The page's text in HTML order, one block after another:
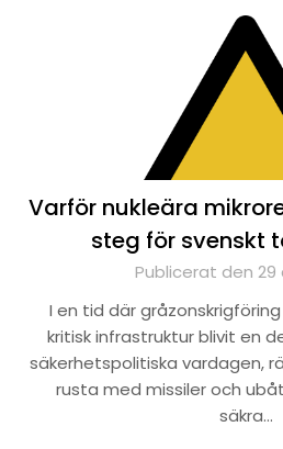
Varför nukleära
steg för svenskt
Publicerat den 29
I en tid där
kritisk infrastruktur blivit en
säkerhetspolitiska vardagen,
rusta med missiler och
säkra…